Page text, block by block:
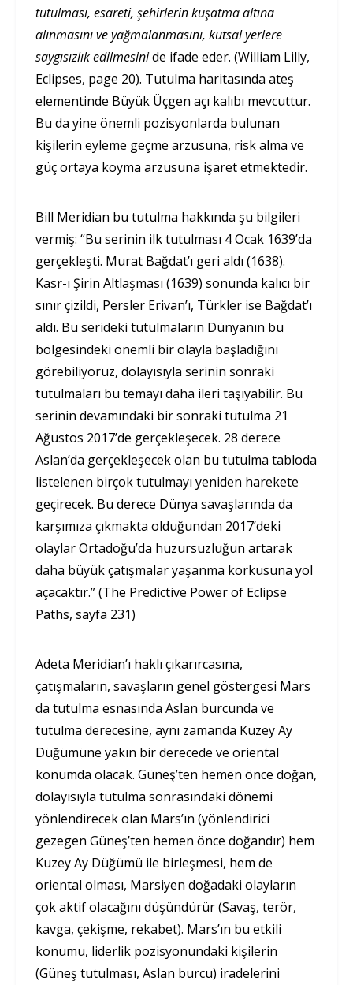
tutulması, esareti, şehirlerin kuşatma altına
alınmasını ve yağmalanmasını, kutsal yerlere
saygısızlık edilmesinide ifade eder. (William Lilly,
Eclipses, page 20). Tutulma haritasında ateş
elementinde Büyük Üçgen açı kalıbı mevcuttur.
Bu da yine önemli pozisyonlarda bulunan
kişilerin eyleme geçme arzusuna, risk alma ve
güç ortaya koyma arzusuna işaret etmektedir.
Bill Meridian bu tutulma hakkında şu bilgileri
vermiş: “Bu serinin ilk tutulması 4 Ocak 1639’da
gerçekleşti. Murat Bağdat’ı geri aldı (1638).
Kasr-ı Şirin Altlaşması (1639) sonunda kalıcı bir
sınır çizildi, Persler Erivan’ı, Türkler ise Bağdat’ı
aldı. Bu serideki tutulmaların Dünyanın bu
bölgesindeki önemli bir olayla başladığını
görebiliyoruz, dolayısıyla serinin sonraki
tutulmaları bu temayı daha ileri taşıyabilir. Bu
serinin devamındaki bir sonraki tutulma 21
Ağustos 2017’de gerçekleşecek. 28 derece
Aslan’da gerçekleşecek olan bu tutulma tabloda
listelenen birçok tutulmayı yeniden harekete
geçirecek. Bu derece Dünya savaşlarında da
karşımıza çıkmakta olduğundan 2017’deki
olaylar Ortadoğu’da huzursuzluğun artarak
daha büyük çatışmalar yaşanma korkusuna yol
açacaktır.” (The Predictive Power of Eclipse
Paths, sayfa 231)
Adeta Meridian’ı haklı çıkarırcasına,
çatışmaların, savaşların genel göstergesi Mars
da tutulma esnasında Aslan burcunda ve
tutulma derecesine, aynı zamanda Kuzey Ay
Düğümüne yakın bir derecede ve oriental
konumda olacak. Güneş’ten hemen önce doğan,
dolayısıyla tutulma sonrasındaki dönemi
yönlendirecek olan Mars’ın (yönlendirici
gezegen Güneş’ten hemen önce doğandır) hem
Kuzey Ay Düğümü ile birleşmesi, hem de
oriental olması, Marsiyen doğadaki olayların
çok aktif olacağını düşündürür (Savaş, terör,
kavga, çekişme, rekabet). Mars’ın bu etkili
konumu, liderlik pozisyonundaki kişilerin
(Güneş tutulması, Aslan burcu) iradelerini